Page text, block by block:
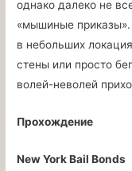
однако далеко не
«мышиные
в небольших
стены или просто
волей-неволей
Прохождение
New York Bail Bonds